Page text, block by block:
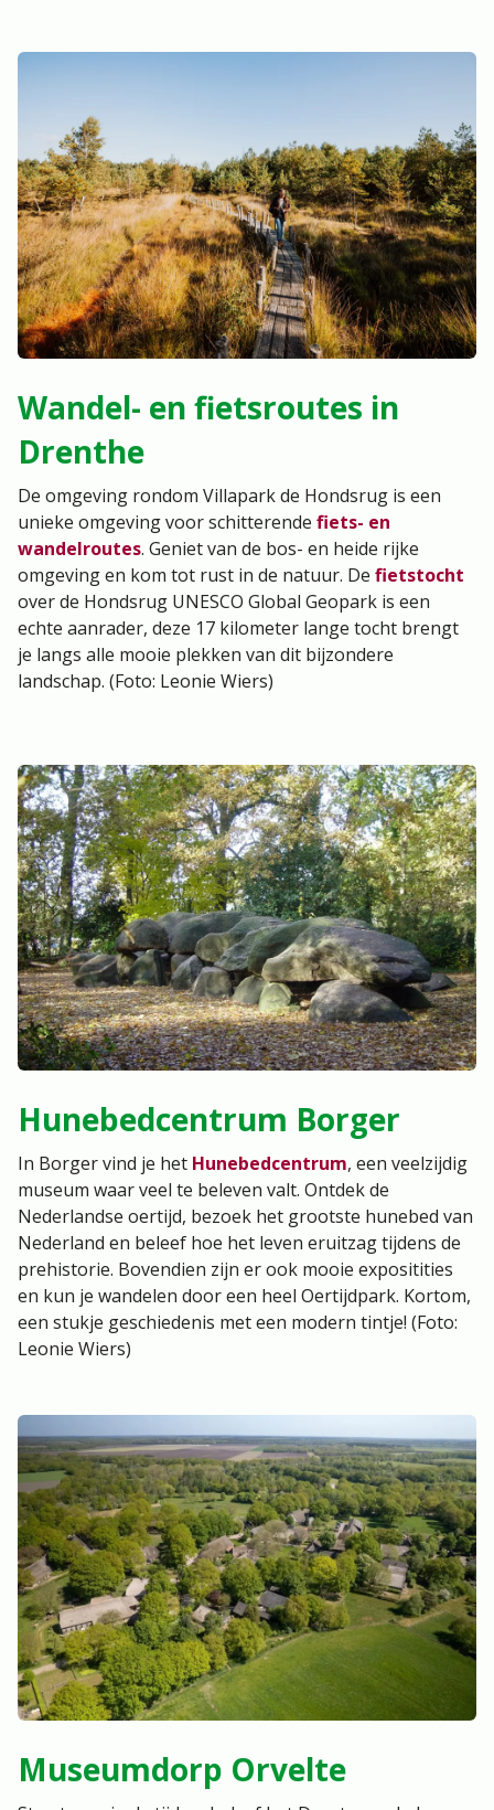
Wandel- en fietsroutes in
Drenthe
De omgeving rondom Villapark de Hondsrug is een
unieke omgeving voor schitterende fiets- en
wandelroutes. Geniet van de bos- en heide rijke
omgeving en kom tot rust in de natuur. De fietstocht
over de Hondsrug UNESCO Global Geopark is een
echte aanrader, deze 17 kilometer lange tocht brengt
je langs alle mooie plekken van dit bijzondere
landschap. (Foto: Leonie Wiers)
Hunebedcentrum Borger
In Borger vind je het Hunebedcentrum, een veelzijdig
museum waar veel te beleven valt. Ontdek de
Nederlandse oertijd, bezoek het grootste hunebed van
Nederland en beleef hoe het leven eruitzag tijdens de
prehistorie. Bovendien zijn er ook mooie expositities
en kun je wandelen door een heel Oertijdpark. Kortom,
een stukje geschiedenis met een modern tintje! (Foto:
Leonie Wiers)
Museumdorp Orvelte